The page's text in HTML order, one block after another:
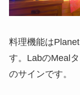
料理機能は
す。LabのMeal
のサインです。